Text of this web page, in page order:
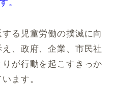
。
る児童労働の撲滅に向
、政府、企業、市民社
が行動を起こすきっか
ます。